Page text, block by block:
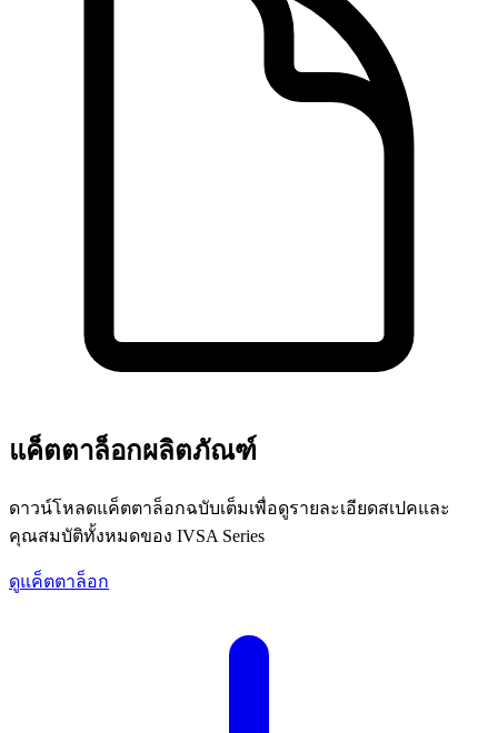
แค็ตตาล็อกผลิตภัณฑ์
ดาวน์โหลดแค็ตตาล็อกฉบับเต็มเพื่อดูรายละเอียดสเปคและ
คุณสมบัติทั้งหมดของ IVSA Series
ดูแค็ตตาล็อก